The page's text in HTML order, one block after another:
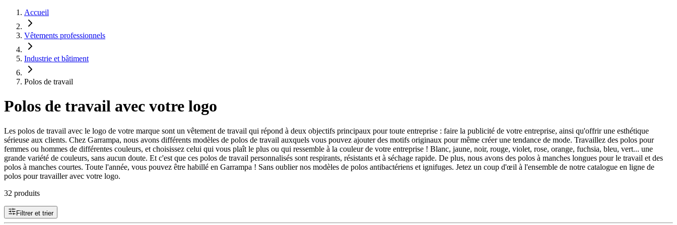
Accueil
Vêtements professionnels
Industrie et bâtiment
Polos de travail
Polos de travail avec votre logo
Les polos de travail avec le logo de votre marque sont un vêtement de travail qui répond à deux objectifs principaux pour toute entreprise : faire la publicité de votre entreprise, ainsi qu'offrir une esthétique
sérieuse aux clients. Chez Garrampa, nous avons différents modèles de polos de travail auxquels vous pouvez ajouter des motifs originaux pour même créer une tendance de mode. Travaillez des polos pour
femmes ou hommes de différentes couleurs, et choisissez celui qui vous plaît le plus ou qui ressemble à la couleur de votre entreprise ! Blanc, jaune, noir, rouge, violet, rose, orange, fuchsia, bleu, vert... une
grande variété de couleurs, sans aucun doute. Et c'est que ces polos de travail personnalisés sont respirants, résistants et à séchage rapide. De plus, nous avons des polos à manches longues pour le travail et des
polos à manches courtes. Toute l'année, vous pouvez être habillé en Garrampa ! Sans oublier nos modèles de polos antibactériens et ignifuges. Jetez un coup d'œil à l'ensemble de notre catalogue en ligne de
polos pour travailler avec votre logo.
32 produits
Filtrer et trier